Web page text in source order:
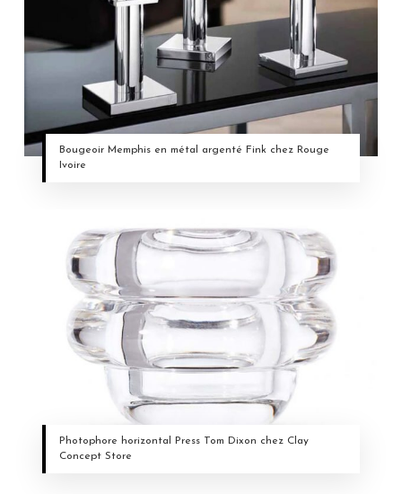
Bougeoir Memphis en métal argenté Fink chez Rouge
Ivoire
Photophore horizontal Press Tom Dixon chez Clay
Concept Store